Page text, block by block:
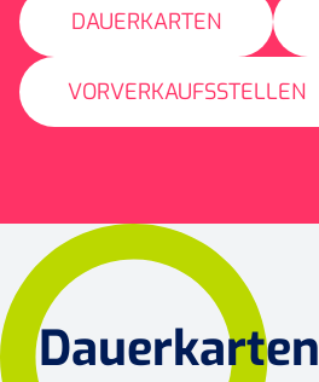
DAUERKARTEN
VORVERKAUFSSTELLEN
Dauerkarten